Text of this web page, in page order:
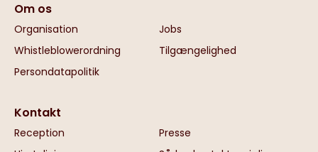
Om os
Organisation
Jobs
Whistleblowerordning
Tilgængelighed
Persondatapolitik
Kontakt
Reception
Presse